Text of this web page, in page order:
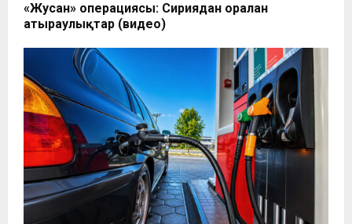
«Жусан» операциясы: Сириядан оралған
атыраулықтар (видео)